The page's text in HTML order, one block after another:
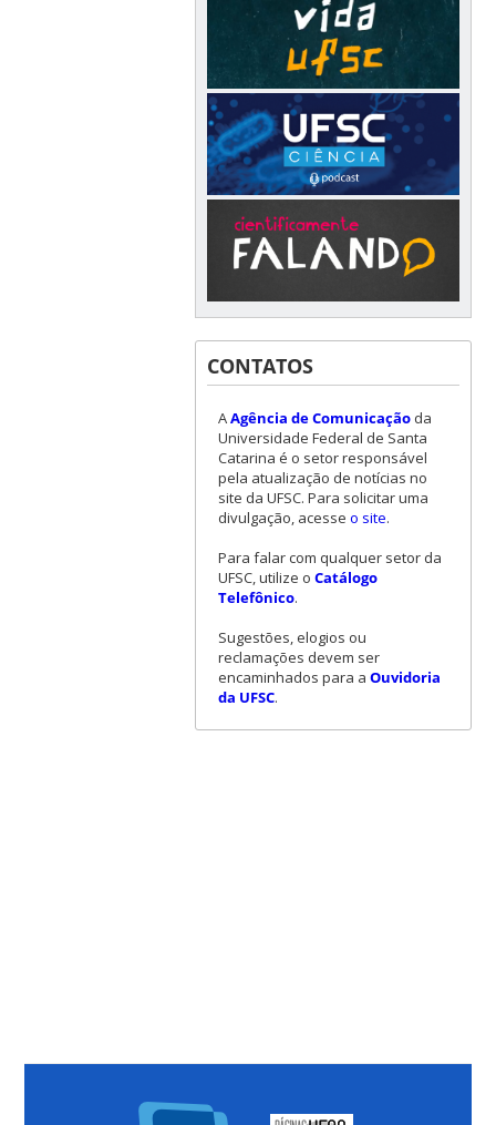
CONTATOS
AAgência de Comunicaçãoda
Universidade Federal de Santa
Catarina é o setor responsável
pela atualização de notícias no
site da UFSC. Para solicitar uma
divulgação, acesse o site.
Para falar com qualquer setor da
UFSC, utilize o Catálogo
Telefônico.
Sugestões, elogios ou
reclamações devem ser
encaminhados para a Ouvidoria
da UFSC.